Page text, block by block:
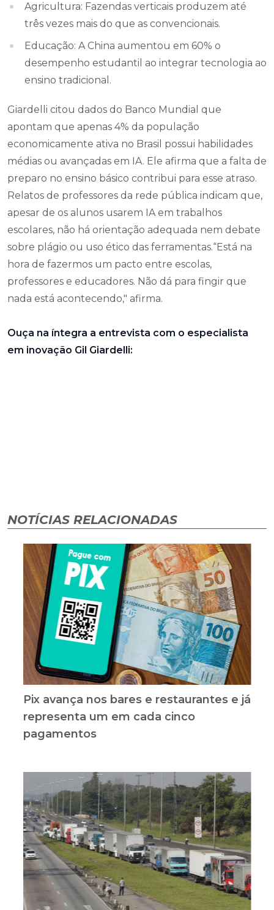
Agricultura: Fazendas verticais produzem até
três vezes mais do que as convencionais.
Educação: A China aumentou em 60% o
desempenho estudantil ao integrar tecnologia ao
ensino tradicional.
Giardelli citou dados do Banco Mundial que
apontam que apenas 4% da população
economicamente ativa no Brasil possui habilidades
médias ou avançadas em IA. Ele afirma que a falta de
preparo no ensino básico contribui para esse atraso.
Relatos de professores da rede pública indicam que,
apesar de os alunos usarem IA em trabalhos
escolares, não há orientação adequada nem debate
sobre plágio ou uso ético das ferramentas.“Está na
hora de fazermos um pacto entre escolas,
professores e educadores. Não dá para fingir que
nada está acontecendo," afirma.
Ouça na íntegra a entrevista com o especialista
em inovação Gil Giardelli:
NOTÍCIAS RELACIONADAS
Pix avança nos bares e restaurantes e já
representa um em cada cinco
pagamentos